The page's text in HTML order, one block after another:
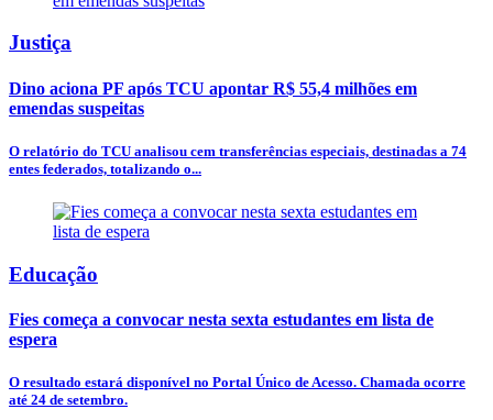
Justiça
Dino aciona PF após TCU apontar R$ 55,4 milhões em
emendas suspeitas
O relatório do TCU analisou cem transferências especiais, destinadas a 74
entes federados, totalizando o...
Educação
Fies começa a convocar nesta sexta estudantes em lista de
espera
O resultado estará disponível no Portal Único de Acesso. Chamada ocorre
até 24 de setembro.